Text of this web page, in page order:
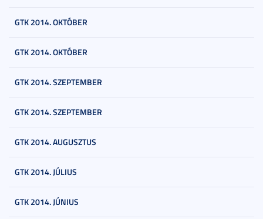
GTK 2014. OKTÓBER
GTK 2014. OKTÓBER
GTK 2014. SZEPTEMBER
GTK 2014. SZEPTEMBER
GTK 2014. AUGUSZTUS
GTK 2014. JÚLIUS
GTK 2014. JÚNIUS